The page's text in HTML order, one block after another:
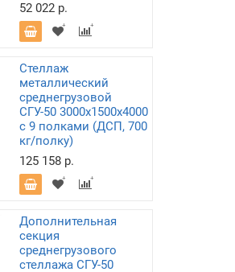
52 022 р.
Стеллаж
металлический
среднегрузовой
СГУ-50 3000х1500х4000
с 9 полками (ДСП, 700
кг/полку)
125 158 р.
Дополнительная
секция
среднегрузового
стеллажа СГУ-50